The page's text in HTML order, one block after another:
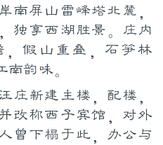
南屏山雷峰塔北麓，
独享西湖胜景。庄内
假山重叠，石笋林
韵味。
庄新建主楼，配楼，
改称西子宾馆，对外
曾下榻于此，办公与